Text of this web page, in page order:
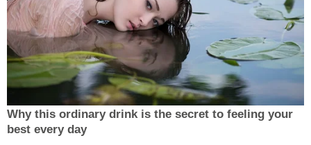
Why this ordinary drink is the secret to feeling your
best every day